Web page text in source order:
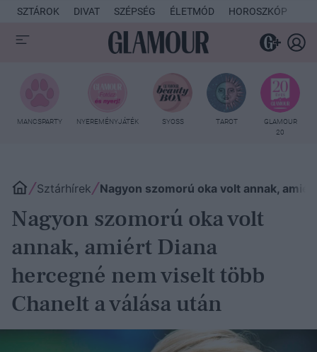
SZTÁROK DIVAT SZÉPSÉG ÉLETMÓD HOROSZKÓP
MANCSPARTY NYEREMÉNYJÁTÉK SYOSS TAROT
GLAMOUR
20
Sztárhírek Nagyon szomorú oka volt annak,
Nagyon szomorú oka volt
annak, amiért Diana
hercegné nem viselt több
Chanelt a válása után